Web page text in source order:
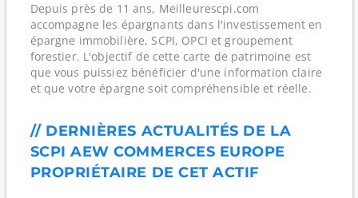
Depuis près de 11 ans, Meilleurescpi.com
accompagne les épargnants dans l'investissement en
épargne immobilière, SCPI, OPCI et groupement
forestier. L'objectif de cette carte de patrimoine est
que vous puissiez bénéficier d'une information claire
et que votre épargne soit compréhensible et réelle.
// DERNIÈRES ACTUALITÉS DE LA
SCPI AEW COMMERCES EUROPE
PROPRIÉTAIRE DE CET ACTIF